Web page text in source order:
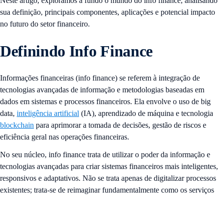
sua definição, principais componentes, aplicações e potencial impacto
no futuro do setor financeiro.
Definindo Info Finance
Informações financeiras (info finance) se referem à integração de
tecnologias avançadas de informação e metodologias baseadas em
dados em sistemas e processos financeiros. Ela envolve o uso de big
data, inteligência artificial (IA), aprendizado de máquina e tecnologia
blockchain para aprimorar a tomada de decisões, gestão de riscos e
eficiência geral nas operações financeiras.
No seu núcleo, info finance trata de utilizar o poder da informação e
tecnologias avançadas para criar sistemas financeiros mais inteligentes,
responsivos e adaptativos. Não se trata apenas de digitalizar processos
existentes; trata-se de reimaginar fundamentalmente como os serviços